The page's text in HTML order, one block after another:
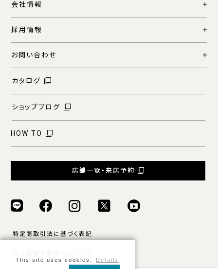
会社情報
採用情報
お問い合わせ
カタログ
ショップブログ
HOW TO
店舗一覧・来店予約
特定商取引法に基づく表記
This site uses cookies. Details